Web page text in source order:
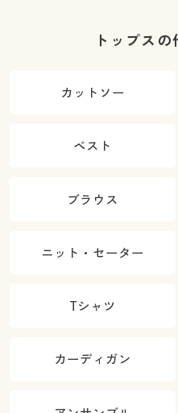
トップスの
カットソー
ベスト
ブラウス
ニット・セーター
Tシャツ
カーディガン